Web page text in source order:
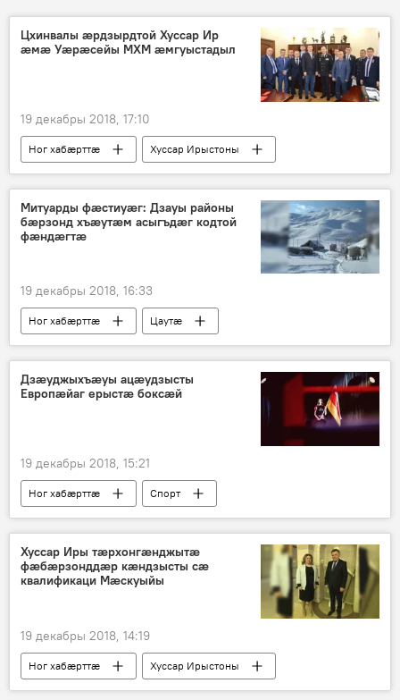
Цхинвалы ӕрдзырдтой Хуссар Ир
ӕмӕ Уӕрӕсейы МХМ ӕмгуыстадыл
19 декабры 2018, 17:10
Ног хабӕрттӕ Хуссар Ирыстоны
Митуарды фæстиуæг: Дзауы районы
бæрзонд хъæутæм асыгъдæг кодтой
фæндæгтæ
19 декабры 2018, 16:33
Ног хабӕрттӕ
Цаутӕ
Хуссар Ирыстоны
Дзæуджыхъæуы ацæудзысты
Европæйаг ерыстæ боксæй
19 декабры 2018, 15:21
Ног хабӕрттӕ
Спорт
Цӕгат Ирыстон
Хуссар Иры тӕрхонгӕнджытӕ
фӕбӕрзонддӕр кӕндзысты сӕ
квалификаци Мӕскуыйы
19 декабры 2018, 14:19
Ног хабӕрттӕ Хуссар Ирыстоны